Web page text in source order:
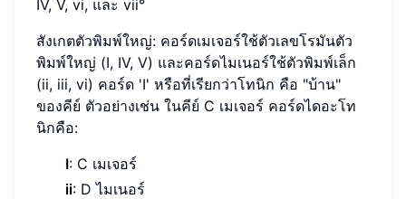
IV, V, vi, และ vii°
สังเกตตัวพิมพ์ใหญ่: คอร์ดเมเจอร์ใช้ตัวเลขโรมันตัว
พิมพ์ใหญ่ (I, IV, V) และคอร์ดไมเนอร์ใช้ตัวพิมพ์เล็ก
(ii, iii, vi) คอร์ด 'I' หรือที่เรียกว่าโทนิก คือ "บ้าน"
ของคีย์ ตัวอย่างเช่น ในคีย์ C เมเจอร์ คอร์ดไดอะโท
นิกคือ:
I: C เมเจอร์
ii: D ไมเนอร์